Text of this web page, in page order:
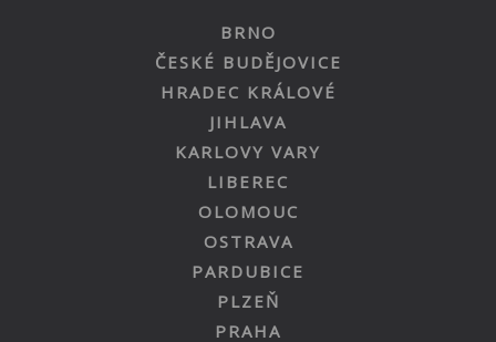
BRNO
ČESKÉ BUDĚJOVICE
HRADEC KRÁLOVÉ
JIHLAVA
KARLOVY VARY
LIBEREC
OLOMOUC
OSTRAVA
PARDUBICE
PLZEŇ
PRAHA